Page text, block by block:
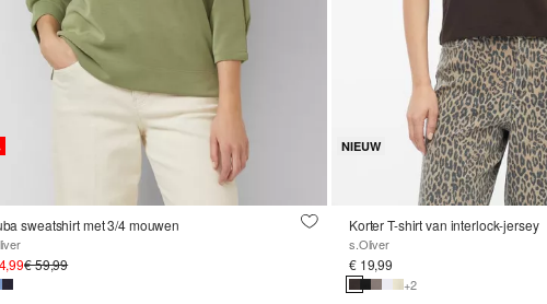
sweatshirt met 3/4 mouwen
€ 59,99
NIEUW
Korter T-shirt van interlock-jersey
s.Oliver
€ 19,99
+2